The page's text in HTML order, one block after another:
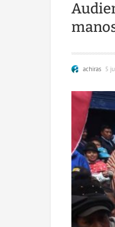
achiras 5